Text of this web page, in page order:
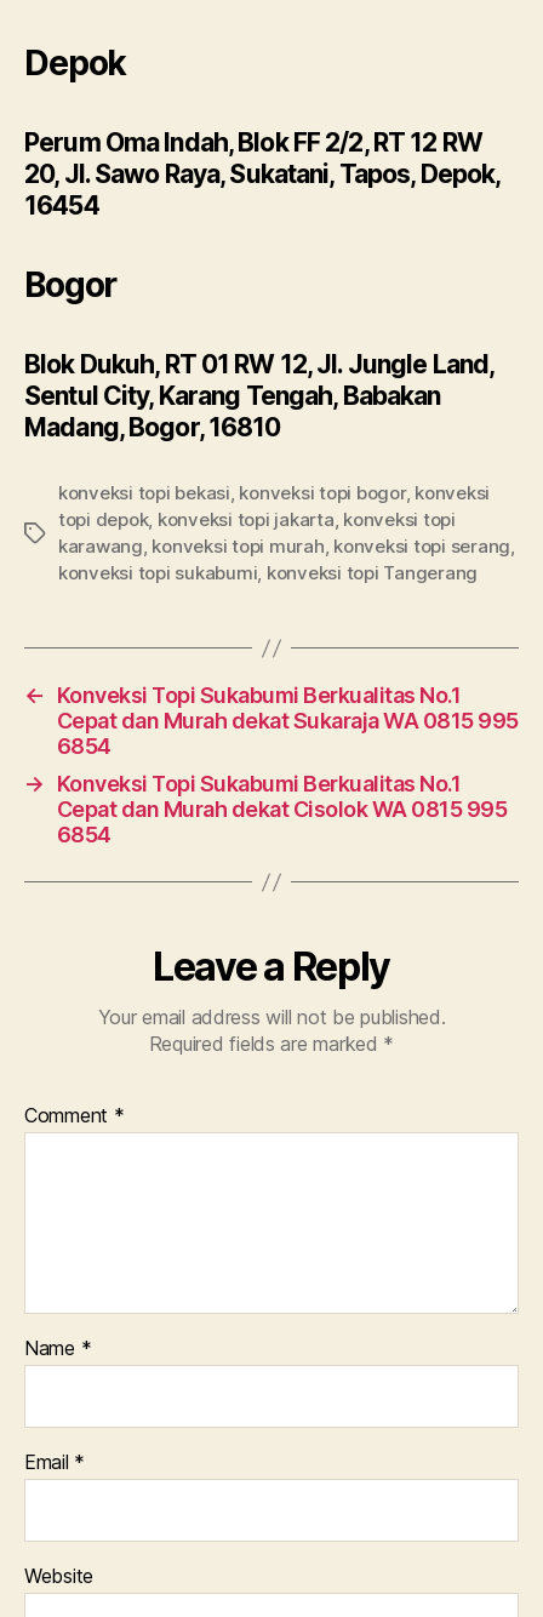
Depok
Perum Oma Indah, Blok FF 2/2, RT 12 RW
20, Jl. Sawo Raya, Sukatani, Tapos, Depok,
16454
Bogor
Blok Dukuh, RT 01 RW 12, Jl. Jungle Land,
Sentul City, Karang Tengah, Babakan
Madang, Bogor, 16810
Tags
konveksi topi bekasi, konveksi topi bogor, konveksi
topi depok, konveksi topi jakarta, konveksi topi
karawang, konveksi topi murah, konveksi topi serang,
konveksi topi sukabumi, konveksi topi Tangerang
←
Konveksi Topi Sukabumi Berkualitas No.1
Cepat dan Murah dekat Sukaraja WA 0815 995
6854
→
Konveksi Topi Sukabumi Berkualitas No.1
Cepat dan Murah dekat Cisolok WA 0815 995
6854
Leave a Reply
Your email address will not be published.
Required fields are marked *
Comment *
Name *
Email *
Website